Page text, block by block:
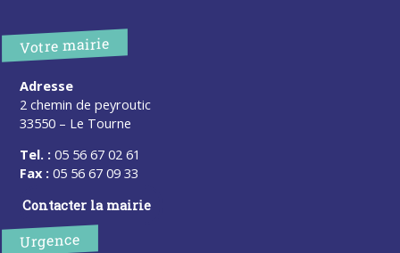
Votre mairie
Adresse
2 chemin de peyroutic
33550 – Le Tourne
Tel. : 05 56 67 02 61
Fax : 05 56 67 09 33
Contacter la mairie
Urgence